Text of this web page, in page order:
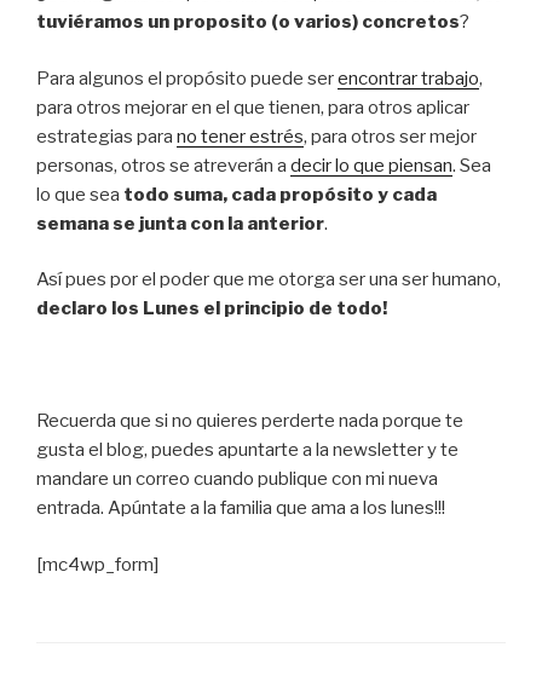
tuviéramos un proposito (o varios) concretos?
Para algunos el propósito puede serencontrar trabajo,
para otros mejorar en el que tienen, para otros aplicar
estrategias para no tener estrés, para otros ser mejor
personas, otros se atreverán a decir lo que piensan. Sea
lo que sea todo suma, cada propósito y cada
semana se junta con la anterior.
Así pues por el poder que me otorga ser una ser humano,
declaro los Lunes el principio de todo!
Recuerda que si no quieres perderte nada porque te
gusta el blog, puedes apuntarte a la newsletter y te
mandare un correo cuando publique con mi nueva
entrada. Apúntate a la familia que ama a los lunes!!!
[mc4wp_form]